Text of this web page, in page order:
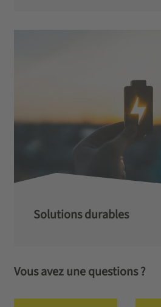
Solutions durables
Vous avez une questions ?